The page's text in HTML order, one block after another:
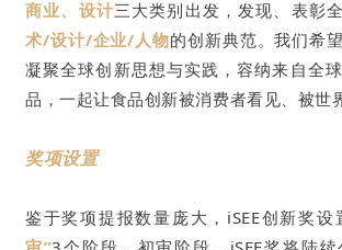
商业、设计三大类别出发，发现、表彰
术/设计/企业/人物的创新典范。我们希
凝聚全球创新思想与实践，容纳来自全
品，一起让食品创新被消费者看见、被世
奖项设置
鉴于奖项提报数量庞大，iSEE创新奖设